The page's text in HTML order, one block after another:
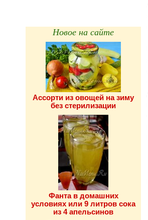
Новое на сайте
Ассорти из овощей на зиму
без стерилизации
Фанта в домашних
условиях или 9 литров сока
из 4 апельсинов